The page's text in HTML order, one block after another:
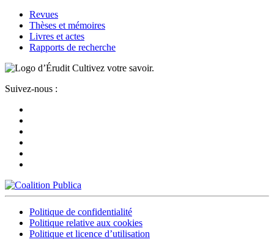
Revues
Thèses et mémoires
Livres et actes
Rapports de recherche
Cultivez votre savoir.
Suivez-nous :
Politique de confidentialité
Politique relative aux cookies
Politique et licence d’utilisation